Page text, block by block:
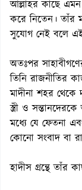
আল্লাহর কাছে
করে নিতেন। তাঁর
সুযোগ নেই বলে এই
অতঃপর
তিনি রাজনীতির
মাদীনা শহর থেকে
স্ত্রী ও
মধ্যে যে ফেতনা
কোনো সংবাদ বা
হাদীস গ্রন্থে তাঁর